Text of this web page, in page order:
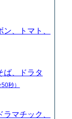
、トマト、
ば、ドラタ
50秒）
マチック、